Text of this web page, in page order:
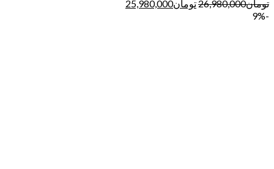
تومان26,980,000تومان25,980,000
-9%